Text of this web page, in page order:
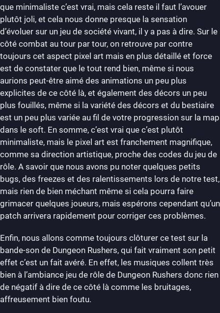
que minimaliste c’est vrai, mais cela reste il faut l’avouer
plutôt joli, et cela nous donne presque la sensation
d’évoluer sur un jeu de société vivant, il y a pas à dire. Sur le
côté combat au tour par tour, on retrouve par contre
toujours cet aspect pixel art mais en plus détaillé et force
est de constater que le tout rend bien, même si nous
aurions peut-être aimé des animations un peu plus
explicites de ce côté là, et également des décors un peu
plus fouillés, même si la variété des décors et du bestiaire
est un peu plus variée au fil de votre progression sur la map
dans le soft. En somme, c’est vrai que c’est plutôt
minimaliste, mais le pixel art est franchement magnifique,
comme sa direction artistique, proche des codes du jeu de
rôle. A savoir que nous avons pu noter quelques petits
bugs, des freezes et des ralentissements lors de notre test,
mais rien de bien méchant même si cela pourra faire
grimacer quelques joueurs, mais espérons cependant qu’un
patch arrivera rapidement pour corriger ces problèmes.
Enfin, nous allons comme toujours clôturer ce test sur la
bande-son de Dungeon Rushers, qui fait vraiment son petit
effet c’est un fait avéré. En effet, les musiques collent très
bien à l’ambiance jeu de rôle de Dungeon Rushers donc rien
de négatif à dire de ce côté là comme les bruitages,
affreusement bien foutu.